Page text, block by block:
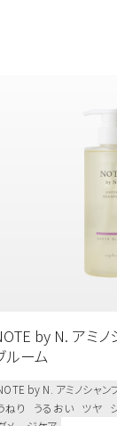
息香酸Ｎａ、フ
by N. アミ
ルーム
by N. アミノシャン
ねり
うるおい ツヤ